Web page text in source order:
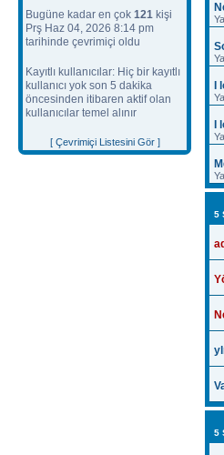
Bugüne kadar en çok 121 kişi
Prş Haz 04, 2026 8:14 pm
tarihinde çevrimiçi oldu
Kayıtlı kullanıcılar: Hiç bir kayıtlı
kullanıcı yok son 5 dakika
öncesinden itibaren aktif olan
kullanıcılar temel alınır
[ Çevrimiçi Listesini Gör ]
5
5